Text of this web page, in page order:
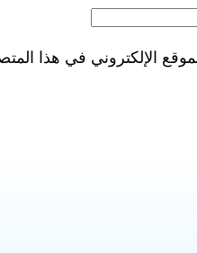
الإلكتروني في هذا